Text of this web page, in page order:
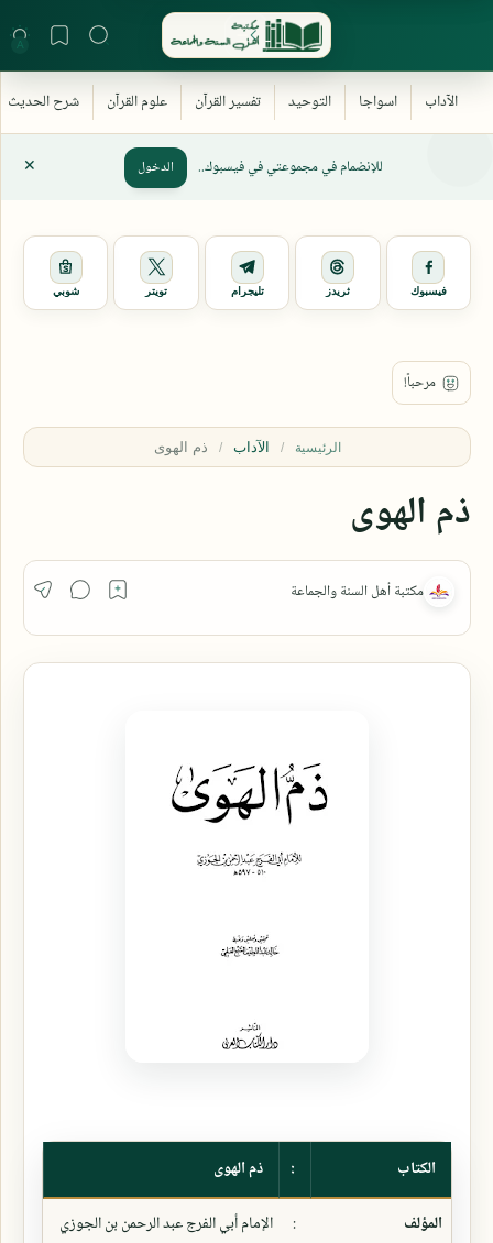
للإنضمام في مجموعتي في فيسبوك.. الدخول
فيسبوك ثريدز تليجرام تويتر شوبي
الرئيسية الآداب
ذم الهوى
الكتاب :
ذم الهوى
المؤلف
:
الإمام أبي الفرج عبد الرحمن بن الجوزي